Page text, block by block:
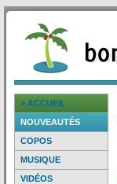
> ACCUEIL
NOUVEAUTÉS
COPOS
MUSIQUE
VIDÉOS